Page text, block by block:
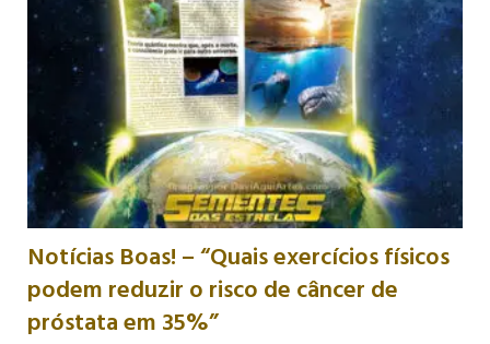
Notícias Boas! – “Quais exercícios físicos
podem reduzir o risco de câncer de
próstata em 35%”